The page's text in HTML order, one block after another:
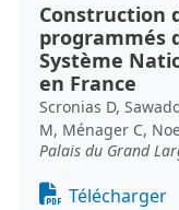
Construction
programmés
Système
en France
Scronias D,
M, Ménager C,
Palais du Grand
Document
Télécharger